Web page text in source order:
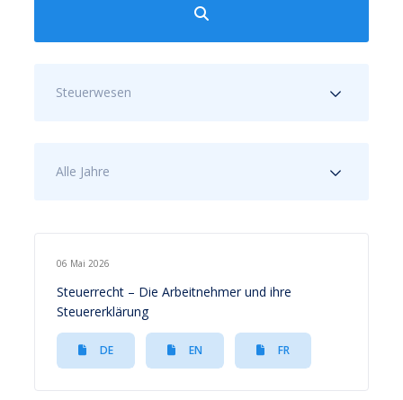
Steuerwesen
Alle Jahre
06 Mai 2026
Steuerrecht – Die Arbeitnehmer und ihre
Steuererklärung
DE EN FR